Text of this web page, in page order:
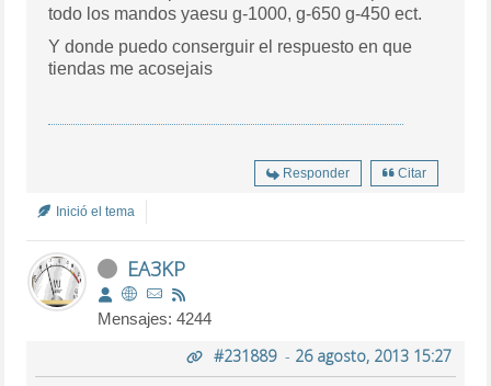
todo los mandos yaesu g-1000, g-650 g-450 ect.
Y donde puedo conserguir el respuesto en que
tiendas me acosejais
Responder Citar
Inició el tema
EA3KP
Mensajes: 4244
#231889- 26 agosto, 2013 15:27